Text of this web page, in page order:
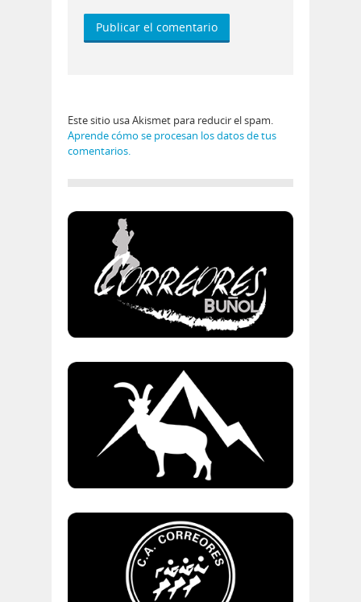
Este sitio usa Akismet para reducir el spam.
Aprende cómo se procesan los datos de tus
comentarios.